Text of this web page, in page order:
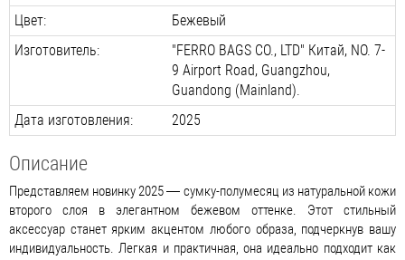
Цвет:
Бежевый
Изготовитель:
"FERRO BAGS CO., LTD" Китай, NO. 7-
9 Airport Road, Guangzhou,
Guandong (Mainland).
Дата изготовления:
2025
Описание
Представляем новинку 2025 — сумку-полумесяц из натуральной кожи
второго слоя в элегантном бежевом оттенке. Этот стильный
аксессуар станет ярким акцентом любого образа, подчеркнув вашу
индивидуальность. Легкая и практичная, она идеально подходит как